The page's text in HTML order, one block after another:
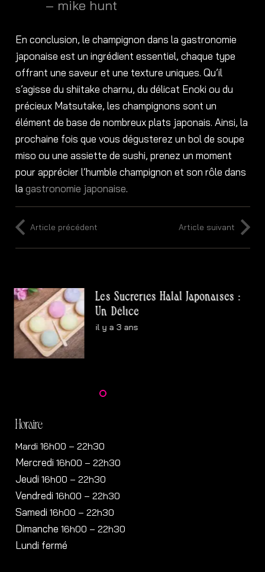
– mike hunt
En conclusion, le champignon dans la gastronomie
japonaise est un ingrédient essentiel, chaque type
offrant une saveur et une texture uniques. Qu’il
s’agisse du shiitake charnu, du délicat Enoki ou du
précieux Matsutake, les champignons sont un
élément de base de nombreux plats japonais. Ainsi, la
prochaine fois que vous dégusterez un bol de soupe
miso ou une assiette de sushi, prenez un moment
pour apprécier l’humble champignon et son rôle dans
la gastronomie japonaise.
Article précédent Article suivant
Les Sucreries Halal Japonaises :
Un Délice
il y a 3 ans
Horaire
Mardi 16h00 – 22h30
Mercredi 16h00 – 22h30
Jeudi 16h00 – 22h30
Vendredi 16h00 – 22h30
Samedi 16h00 – 22h30
Dimanche 16h00 – 22h30
Lundi fermé